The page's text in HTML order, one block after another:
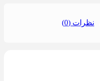
نظرات (0)